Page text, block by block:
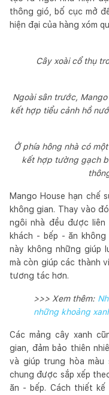
thông gió, bố cục mở
hiện đại của hàng xóm
Cây xoài cổ thụ
Ngoài sân trước,
kết hợp tiểu cảnh hồ
Ở phía hông nhà có
kết hợp tường gạch
Mango House hạn chế
không gian. Thay vào
ngôi nhà đều được liên
khách - bếp - ăn
này không những giúp
mà còn giúp các thành
tương tác hơn.
>>> Xem thêm:
những khoảng
Các mảng cây xanh
gian, đảm bảo thiên
và giúp trung hòa
chung được sắp xếp
ăn - bếp. Cách thiết